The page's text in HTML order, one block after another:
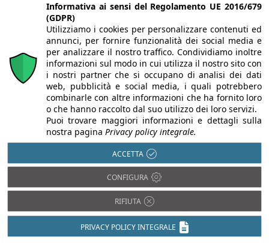
Informativa ai sensi del Regolamento UE 2016/679
(GDPR)
Utilizziamo i cookies per personalizzare contenuti ed
annunci, per fornire funzionalità dei social media e
per analizzare il nostro traffico. Condividiamo inoltre
informazioni sul modo in cui utilizza il nostro sito con
i nostri partner che si occupano di analisi dei dati
web, pubblicità e social media, i quali potrebbero
combinarle con altre informazioni che ha fornito loro
o che hanno raccolto dal suo utilizzo dei loro servizi.
Puoi trovare maggiori informazioni e dettagli sulla
nostra pagina Privacy policy integrale.
ACCETTA
CONFIGURA
RIFIUTA
PRIVACY POLICY INTEGRALE